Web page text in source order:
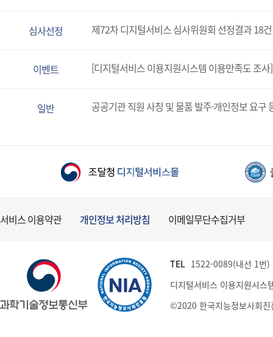
심사선정 제72차 디지털서비스 심사위원회 선정결과 18건
이벤트 [디지털서비스 이용지원시스템 이용만족도 조
일반 공공기관 직원 사칭 및 물품 발주·개인정보 요구
서비스 이용약관 개인정보 처리방침 이메일무단수집거부
TEL 1522-0089(내선 1번
디지털서비스 이용지원시스
©2020 한국지능정보사회진